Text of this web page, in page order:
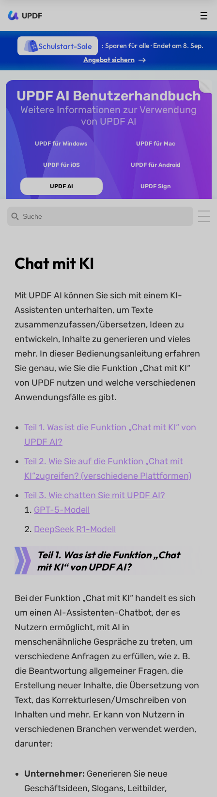
UPDF
Schulstart-Sale
: Sparen für alle · Endet am 8. Sep.
Angebot sichern
UPDF AI Benutzerhandbuch
Weitere Informationen zur Verwendung
von UPDF AI
UPDF für Windows UPDF für Mac
UPDF für iOS UPDF für Android
UPDF AI UPDF Sign
Chat mit KI
Mit UPDF AI können Sie sich mit einem KI-
Assistenten unterhalten, um Texte
zusammenzufassen/übersetzen, Ideen zu
entwickeln, Inhalte zu generieren und vieles
mehr. In dieser Bedienungsanleitung erfahren
Sie genau, wie Sie die Funktion „Chat mit KI“
von UPDF nutzen und welche verschiedenen
Anwendungsfälle es gibt.
Teil 1. Was ist die Funktion „Chat mit KI“ von
UPDF AI?
Teil 2. Wie Sie auf die Funktion „Chat mit
KI“zugreifen? (verschiedene Plattformen)
Teil 3. Wie chatten Sie mit UPDF AI?
GPT-5-Modell
DeepSeek R1-Modell
Teil 1. Was ist die Funktion „Chat
mit KI“ von UPDF AI?
Bei der Funktion „Chat mit KI“ handelt es sich
um einen AI-Assistenten-Chatbot, der es
Nutzern ermöglicht, mit AI in
menschenähnliche Gespräche zu treten, um
verschiedene Anfragen zu erfüllen, wie z. B.
die Beantwortung allgemeiner Fragen, die
Erstellung neuer Inhalte, die Übersetzung von
Text, das Korrekturlesen/Umschreiben von
Inhalten und mehr. Er kann von Nutzern in
verschiedenen Branchen verwendet werden,
darunter:
Unternehmer: Generieren Sie neue
Geschäftsideen, Slogans, Leitbilder,